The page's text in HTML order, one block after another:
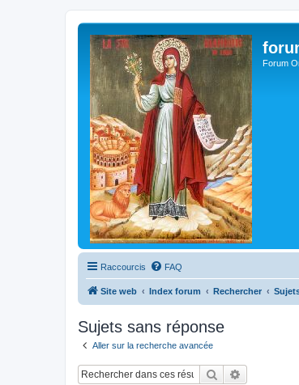
Forum
Raccourcis FAQ
Site web Index forum Rechercher
Sujets sans réponse
Aller sur la recherche avancée
Rechercher